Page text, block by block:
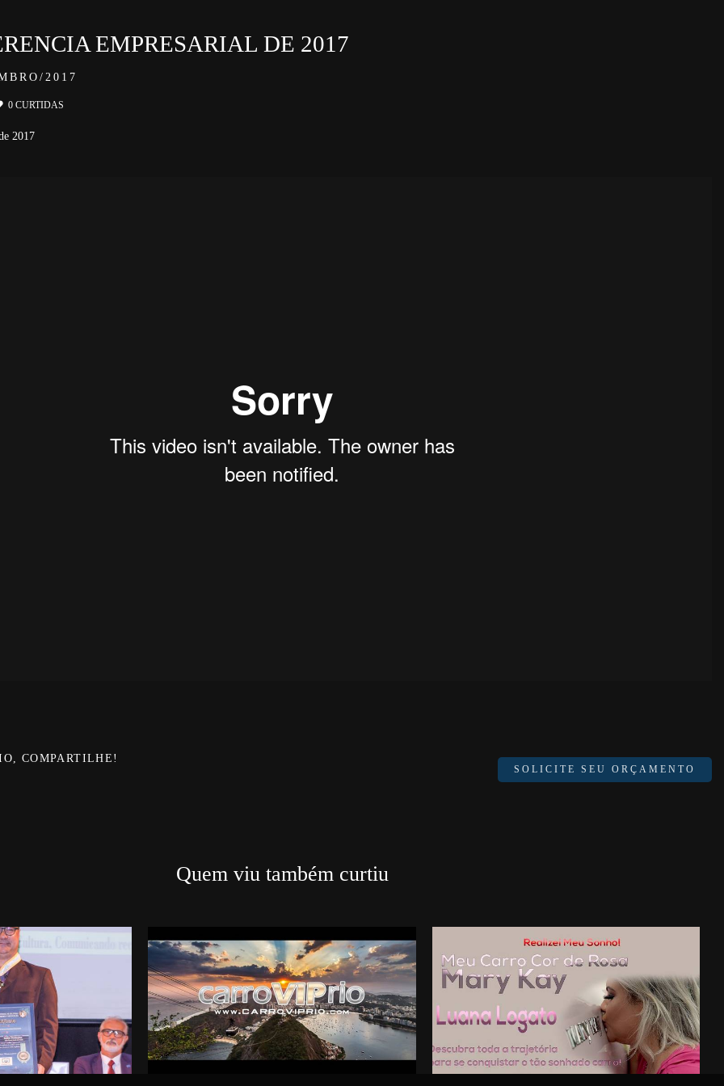
2017
EMPRESARIAL DE 2017
0 CURTIDAS
2017
COMPARTILHE!
SOLICITE SEU ORÇAMENTO
Quem viu também curtiu